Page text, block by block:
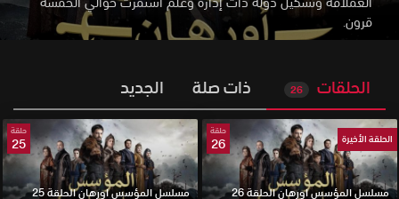
قرون.
الحلقات 26 ذات صلة الجديد
الحلقة الأخيرة
حلقة
26
مسلسل المؤسس اورهان الحلقة 26
حلقة
25
مسلسل المؤسس اورهان الحلقة 25